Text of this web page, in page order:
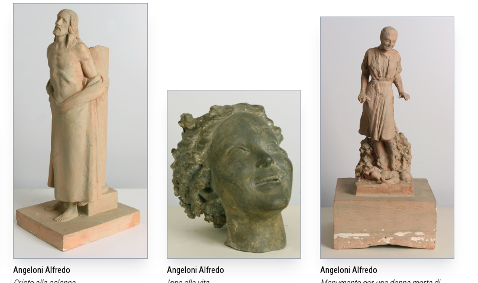
Angeloni Alfredo
Angeloni Alfredo
Angeloni Alfredo